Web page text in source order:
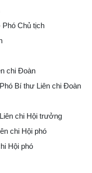
Phó Chủ tịch
chi Đoàn
Bí thư Liên chi Đoàn
chi Hội trưởng
chi Hội phó
Hội phó